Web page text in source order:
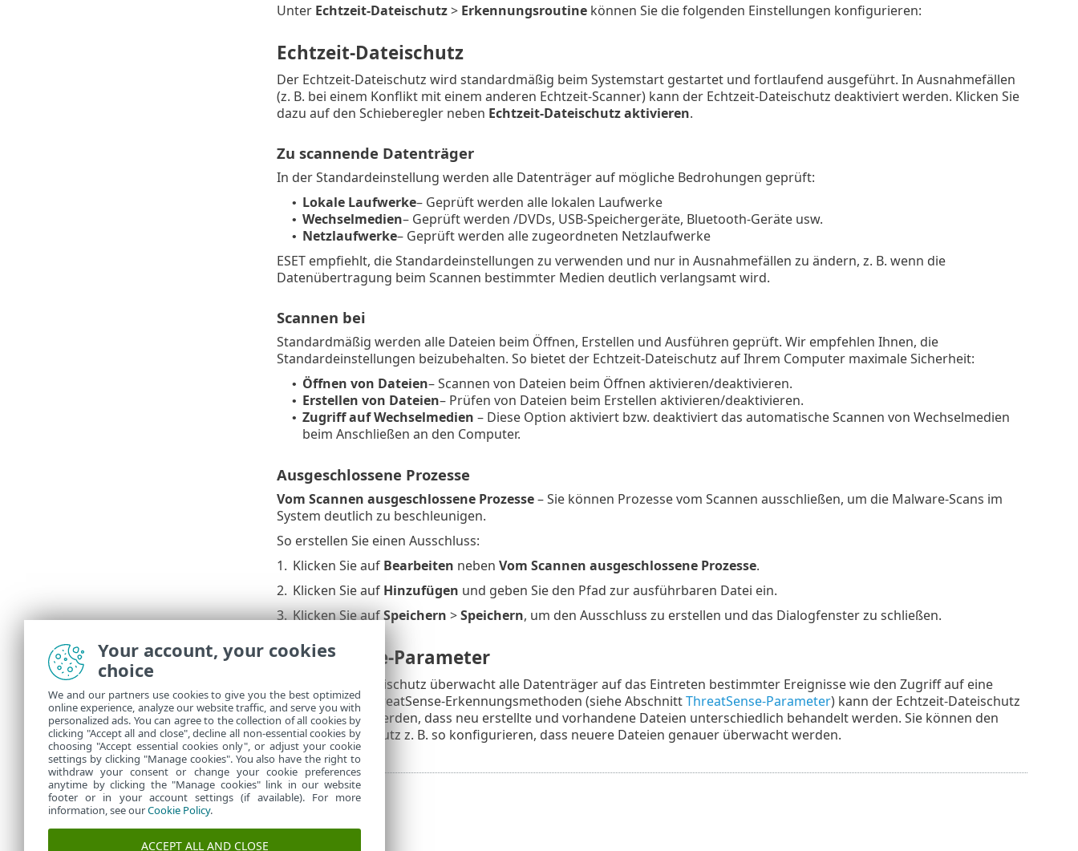
Unter Echtzeit-Dateischutz> Erkennungsroutinekönnen Sie die folgenden Einstellungen konfigurieren:
Echtzeit-Dateischutz
Der Echtzeit-Dateischutz wird standardmäßig beim Systemstart gestartet und fortlaufend ausgeführt. In Ausnahmefällen
(z. B. bei einem Konflikt mit einem anderen Echtzeit-Scanner) kann der Echtzeit-Dateischutz deaktiviert werden. Klicken Sie
dazu auf den Schieberegler neben Echtzeit-Dateischutz aktivieren.
Zu scannende Datenträger
In der Standardeinstellung werden alle Datenträger auf mögliche Bedrohungen geprüft:
• Lokale Laufwerke– Geprüft werden alle lokalen Laufwerke
• Wechselmedien– Geprüft werden /DVDs, USB-Speichergeräte, Bluetooth-Geräte usw.
• Netzlaufwerke– Geprüft werden alle zugeordneten Netzlaufwerke
ESET empfiehlt, die Standardeinstellungen zu verwenden und nur in Ausnahmefällen zu ändern, z. B. wenn die
Datenübertragung beim Scannen bestimmter Medien deutlich verlangsamt wird.
Scannen bei
Standardmäßig werden alle Dateien beim Öffnen, Erstellen und Ausführen geprüft. Wir empfehlen Ihnen, die
Standardeinstellungen beizubehalten. So bietet der Echtzeit-Dateischutz auf Ihrem Computer maximale Sicherheit:
• Öffnen von Dateien– Scannen von Dateien beim Öffnen aktivieren/deaktivieren.
• Erstellen von Dateien– Prüfen von Dateien beim Erstellen aktivieren/deaktivieren.
• Zugriff auf Wechselmedien – Diese Option aktiviert bzw. deaktiviert das automatische Scannen von Wechselmedien
beim Anschließen an den Computer.
Ausgeschlossene Prozesse
Vom Scannen ausgeschlossene Prozesse– Sie können Prozesse vom Scannen ausschließen, um die Malware-Scans im
System deutlich zu beschleunigen.
So erstellen Sie einen Ausschluss:
1. Klicken Sie auf Bearbeiten neben Vom Scannen ausgeschlossene Prozesse.
2. Klicken Sie auf Hinzufügen und geben Sie den Pfad zur ausführbaren Datei ein.
3. Klicken Sie aufSpeichern >Speichern, um den Ausschluss zu erstellen und das Dialogfenster zu schließen.
ThreatSense-Parameter
Der Echtzeit-Dateischutz überwacht alle Datenträger auf das Eintreten bestimmter Ereignisse wie den Zugriff auf eine
Datei. Mit den ThreatSense-Erkennungsmethoden (siehe AbschnittThreatSense-Parameter) kann der Echtzeit-Dateischutz
so konfiguriert werden, dass neu erstellte und vorhandene Dateien unterschiedlich behandelt werden. Sie können den
Echtzeit-Dateischutz z. B. so konfigurieren, dass neuere Dateien genauer überwacht werden.
Your account, your cookies
choice
We and our partners use cookies to give you the best optimized
online experience, analyze our website traffic, and serve you with
personalized ads. You can agree to the collection of all cookies by
clicking "Accept all and close", decline all non-essential cookies by
choosing "Accept essential cookies only", or adjust your cookie
settings by clicking "Manage cookies". You also have the right to
withdraw your consent or change your cookie preferences
anytime by clicking the "Manage cookies" link in our website
footer or in your account settings (if available). For more
information, see ourCookie Policy.
ACCEPT ALL AND CLOSE